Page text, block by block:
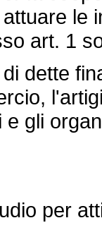
le
art. 1
dette
gli
per